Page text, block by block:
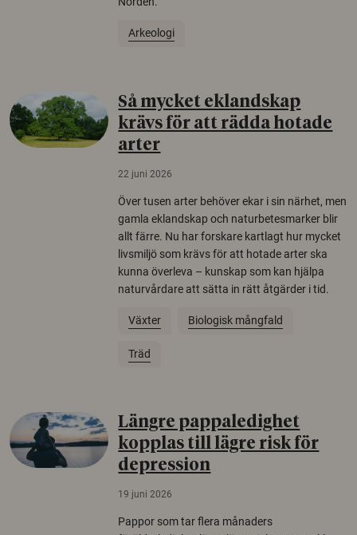
Arkeologi
Så mycket eklandskap
krävs för att rädda hotade
arter
22 juni 2026
Över tusen arter behöver ekar i sin närhet, men
gamla eklandskap och naturbetesmarker blir
allt färre. Nu har forskare kartlagt hur mycket
livsmiljö som krävs för att hotade arter ska
kunna överleva – kunskap som kan hjälpa
naturvårdare att sätta in rätt åtgärder i tid.
Växter Biologisk mångfald
Träd
Längre pappaledighet
kopplas till lägre risk för
depression
19 juni 2026
Pappor som tar flera månaders